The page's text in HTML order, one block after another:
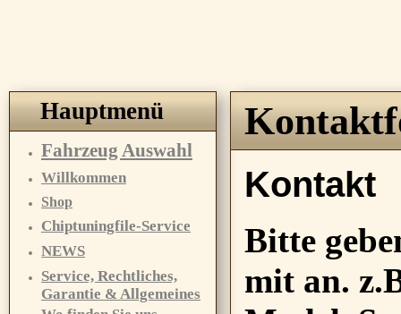
Hauptmenü
Fahrzeug Auswahl
Willkommen
Shop
Chiptuningfile-Service
NEWS
Service, Rechtliches,
Garantie & Allgemeines
Kontakt
Bitte
mit an.